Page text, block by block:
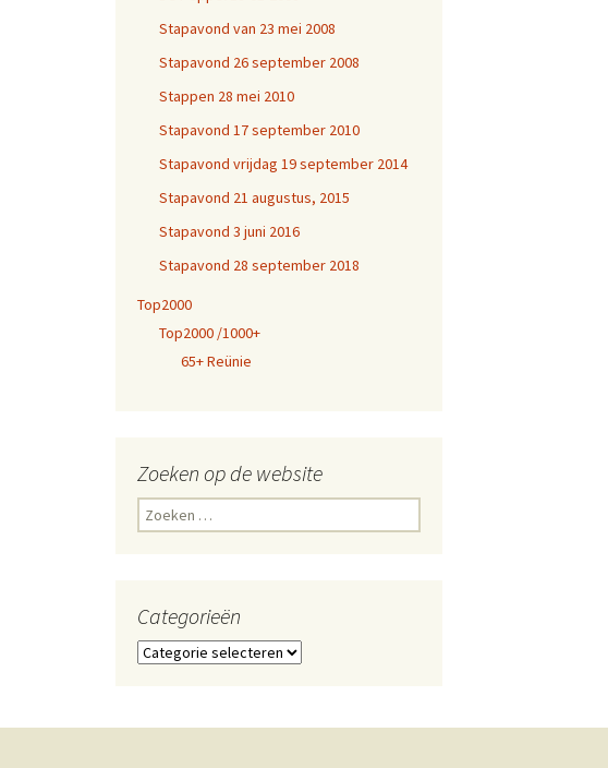
Stapavond van 23 mei 2008
Stapavond 26 september 2008
Stappen 28 mei 2010
Stapavond 17 september 2010
Stapavond vrijdag 19 september 2014
Stapavond 21 augustus, 2015
Stapavond 3 juni 2016
Stapavond 28 september 2018
Top2000
Top2000 /1000+
65+ Reünie
Zoeken op de website
Zoeken
naar:
Categorieën
Categorieën